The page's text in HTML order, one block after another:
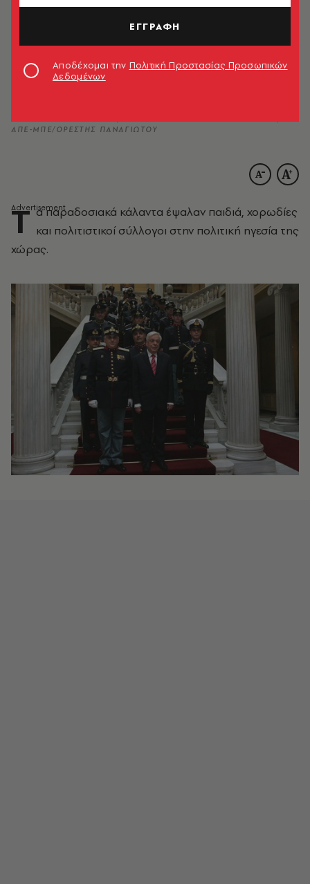
ΑΠΕ-ΜΠΕ/ΟΡΕΣΤΗΣ ΠΑΝΑΓΙΩΤΟΥ
Τ α παραδοσιακά κάλαντα έψαλαν παιδιά, χορωδίες
και πολιτιστικοί σύλλογοι στην πολιτική ηγεσία της
χώρας.
ΕΓΓΡΑΦΗ
Αποδέχομαι την Πολιτική Προστασίας Προσωπικών
Δεδομένων